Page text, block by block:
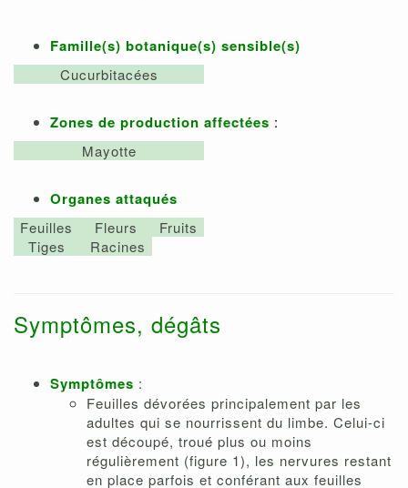
Famille(s) botanique(s) sensible(s)
Cucurbitacées
Zones de production affectées :
Mayotte
Organes attaqués
Feuilles Fleurs
Fruits
Tiges
Racines
Symptômes, dégâts
Symptômes :
Feuilles dévorées principalement par les
adultes qui se nourrissent du limbe. Celui-ci
est découpé, troué plus ou moins
régulièrement (figure 1), les nervures restant
en place parfois et conférant aux feuilles